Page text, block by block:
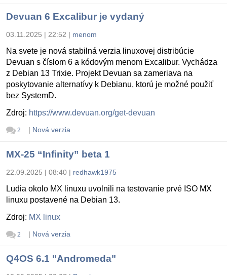
Devuan 6 Excalibur je vydaný
03.11.2025 | 22:52 | menom
Na svete je nová stabilná verzia linuxovej distribúcie
Devuan s číslom 6 a kódovým menom Excalibur. Vychádza
z Debian 13 Trixie. Projekt Devuan sa zameriava na
poskytovanie alternatívy k Debianu, ktorú je možné použiť
bez SystemD.
Zdroj: https://www.devuan.org/get-devuan
2 | Nová verzia
MX-25 “Infinity” beta 1
22.09.2025 | 08:40 | redhawk1975
Ludia okolo MX linuxu uvolnili na testovanie prvé ISO MX
linuxu postavené na Debian 13.
Zdroj: MX linux
2 | Nová verzia
Q4OS 6.1 "Andromeda"